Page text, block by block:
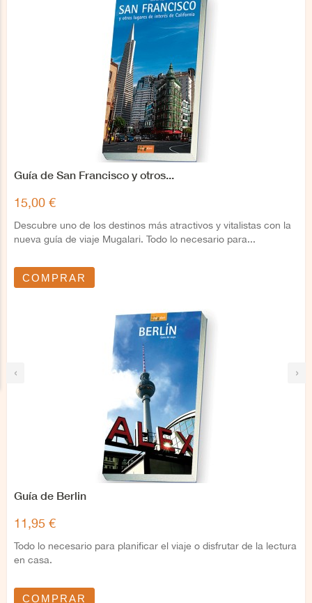
‹ ›
Guía de San Francisco y otros...
15,00 €
Descubre uno de los destinos más atractivos y vitalistas con la
nueva guía de viaje Mugalari. Todo lo necesario para...
COMPRAR
Guía de Berlin
11,95 €
Todo lo necesario para planificar el viaje o disfrutar de la lectura
en casa.
COMPRAR